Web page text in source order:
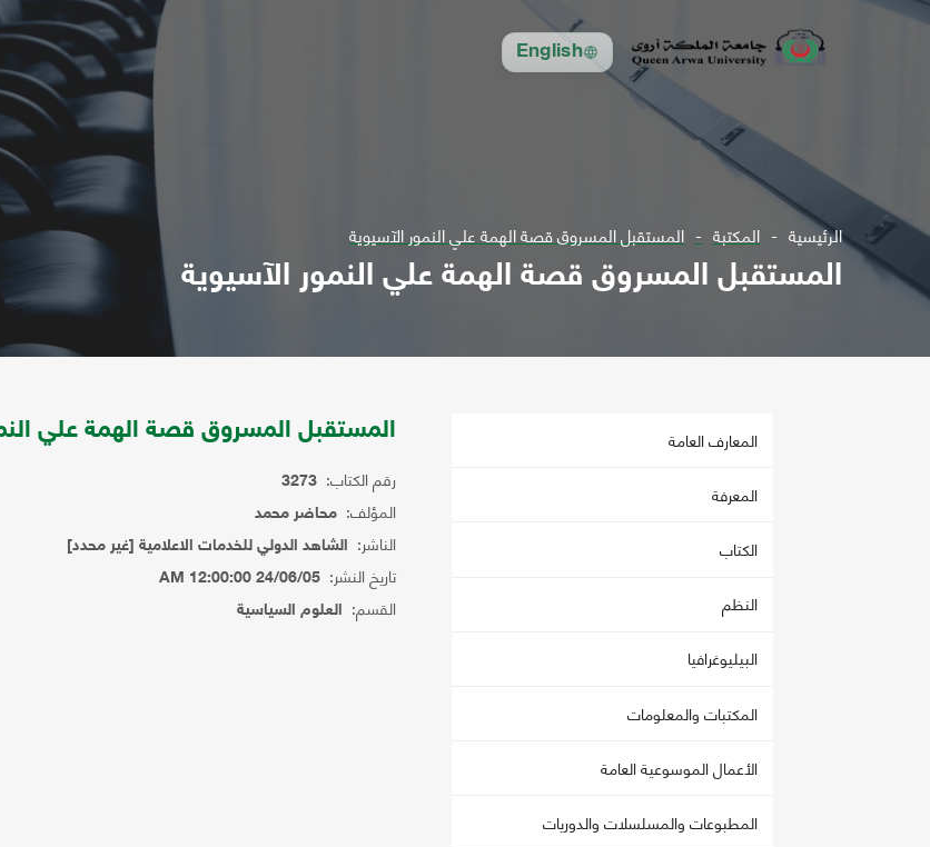
English
الرئيسية المكتبة المستقبل المسروق قصة الهمة علي النمور الآسيوية
المستقبل المسروق قصة الهمة علي النمور الآسيوية
المعارف العامة
المعرفة
الكتاب
النظم
البيليوغرافيا
المكتبات والمعلومات
الأعمال الموسوعية العامة
المطبوعات والمسلسلات والدوريات
المستقبل المسروق قصة الهمة علي
رقم الكتاب: 3273
المؤلف: محاضر محمد
الناشر: الشاهد الدولي للخدمات الاعلامية [غير محدد]
تاريخ النشر: 24/06/05 12:00:00 AM
القسم: العلوم السياسية